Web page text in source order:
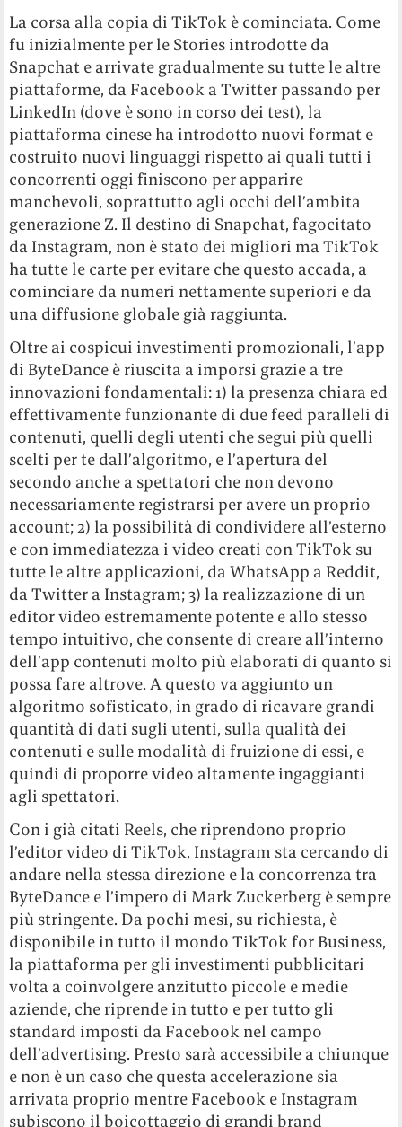
La corsa alla copia di TikTok è cominciata. Come
fu inizialmente per le Stories introdotte da
Snapchat e arrivate gradualmente su tutte le altre
piattaforme, da Facebook a Twitter passando per
LinkedIn (dove è sono in corso dei test), la
piattaforma cinese ha introdotto nuovi format e
costruito nuovi linguaggi rispetto ai quali tutti i
concorrenti oggi finiscono per apparire
manchevoli, soprattutto agli occhi dell’ambita
generazione Z. Il destino di Snapchat, fagocitato
da Instagram, non è stato dei migliori ma TikTok
ha tutte le carte per evitare che questo accada, a
cominciare da numeri nettamente superiori e da
una diffusione globale già raggiunta.
Oltre ai cospicui investimenti promozionali, l’app
di ByteDance è riuscita a imporsi grazie a tre
innovazioni fondamentali: 1) la presenza chiara ed
effettivamente funzionante di due feed paralleli di
contenuti, quelli degli utenti che segui più quelli
scelti per te dall’algoritmo, e l’apertura del
secondo anche a spettatori che non devono
necessariamente registrarsi per avere un proprio
account; 2) la possibilità di condividere all’esterno
e con immediatezza i video creati con TikTok su
tutte le altre applicazioni, da WhatsApp a Reddit,
da Twitter a Instagram; 3) la realizzazione di un
editor video estremamente potente e allo stesso
tempo intuitivo, che consente di creare all’interno
dell’app contenuti molto più elaborati di quanto si
possa fare altrove. A questo va aggiunto un
algoritmo sofisticato, in grado di ricavare grandi
quantità di dati sugli utenti, sulla qualità dei
contenuti e sulle modalità di fruizione di essi, e
quindi di proporre video altamente ingaggianti
agli spettatori.
Con i già citati Reels, che riprendono proprio
l’editor video di TikTok, Instagram sta cercando di
andare nella stessa direzione e la concorrenza tra
ByteDance e l’impero di Mark Zuckerberg è sempre
più stringente. Da pochi mesi, su richiesta, è
disponibile in tutto il mondo TikTok for Business,
la piattaforma per gli investimenti pubblicitari
volta a coinvolgere anzitutto piccole e medie
aziende, che riprende in tutto e per tutto gli
standard imposti da Facebook nel campo
dell’advertising. Presto sarà accessibile a chiunque
e non è un caso che questa accelerazione sia
arrivata proprio mentre Facebook e Instagram
subiscono il boicottaggio di grandi brand